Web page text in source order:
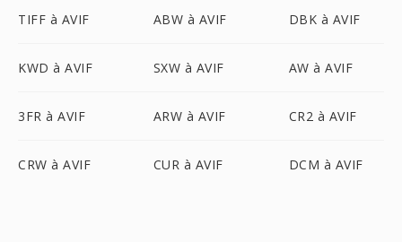
TIFF à AVIF ABW à AVIF DBK à AVIF
KWD à AVIF SXW à AVIF AW à AVIF
3FR à AVIF ARW à AVIF CR2 à AVIF
CRW à AVIF CUR à AVIF DCM à AVIF